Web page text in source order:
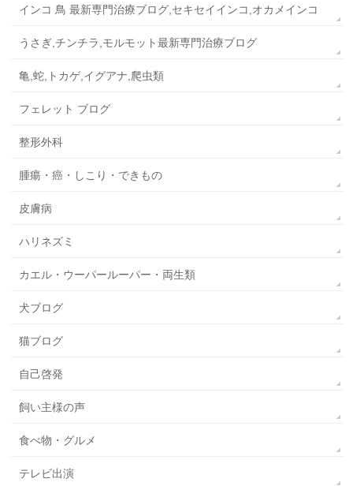
インコ 鳥 最新専門治療ブログ,セキセイインコ,オカメインコ
うさぎ,チンチラ,モルモット最新専門治療ブログ
亀,蛇,トカゲ,イグアナ,爬虫類
フェレット ブログ
整形外科
腫瘍・癌・しこり・できもの
皮膚病
ハリネズミ
カエル・ウーパールーパー・両生類
犬ブログ
猫ブログ
自己啓発
飼い主様の声
食べ物・グルメ
テレビ出演